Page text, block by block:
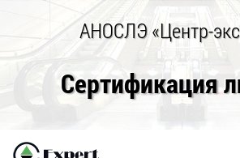
АНОСЛЭ «Центр-
Сертификация